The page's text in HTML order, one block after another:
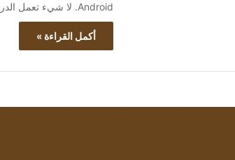
Android. لا شيء تعمل الدردشات على…
أكمل القراءة »